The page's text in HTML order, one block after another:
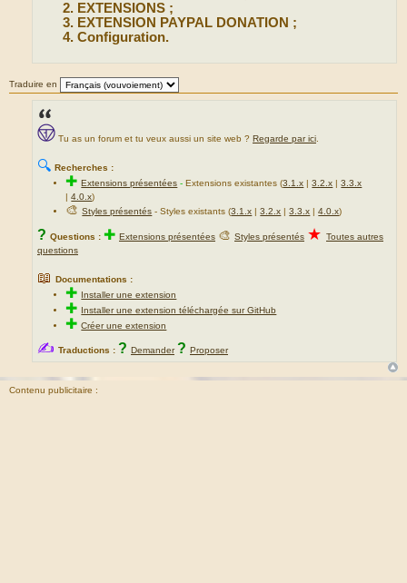
EXTENSIONS ;
EXTENSION PAYPAL DONATION ;
Configuration.
Traduire en
Tu as un forum et tu veux aussi un site web ? Regarde par ici.
🔍 Recherches :
✚Extensions présentées - Extensions existantes (3.1.x |3.2.x |3.3.x
|4.0.x)
🎨Styles présentés - Styles existants (3.1.x |3.2.x |3.3.x |4.0.x)
? Questions : ✚ Extensions présentées 🎨 Styles présentés ★ Toutes autres
questions
📖 Documentations :
✚ Installer une extension
✚ Installer une extension téléchargée sur GitHub
✚Créer une extension
✍ Traductions : ? Demander ? Proposer
Contenu publicitaire :